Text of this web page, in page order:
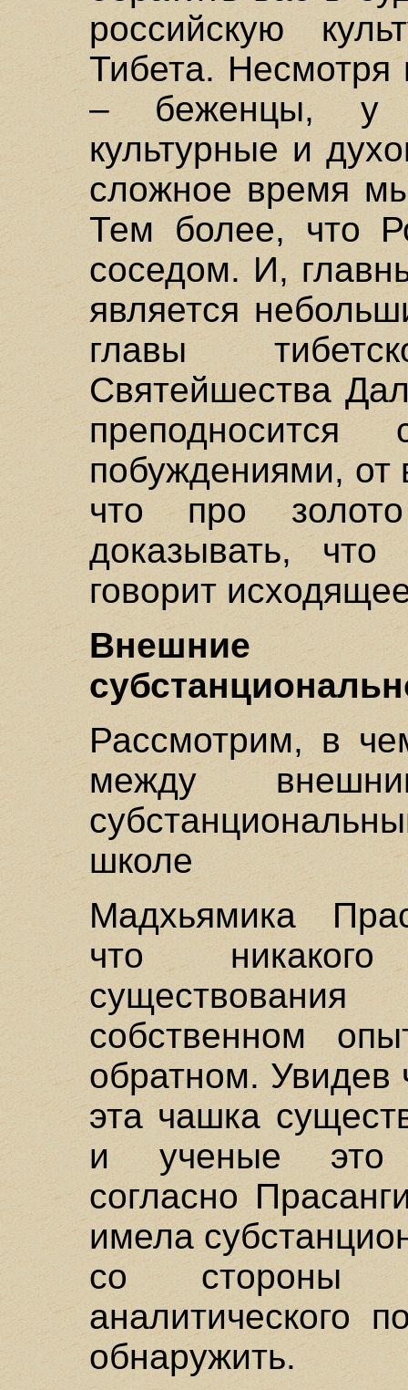
российскую
Тибета.
– беженцы, у
культурные и
сложное время
Тем более, что
соседом. И,
является
главы
Святейшества
побуждениями, от
что про
доказывать,
говорит
Рассмотрим, в
между
школе
Мадхьямика
что никакого
собственном
обратном. Увидев
эта чашка
и ученые это
согласно
имела
со стороны
аналитического
обнаружить.